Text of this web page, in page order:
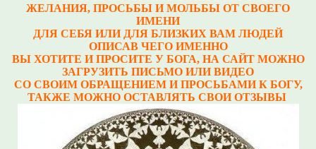
ЖЕЛАНИЯ, ПРОСЬБЫ И МОЛЬБЫ ОТ СВОЕГО
ИМЕНИ
ДЛЯ СЕБЯ ИЛИ ДЛЯ БЛИЗКИХ ВАМ ЛЮДЕЙ
ОПИСАВ ЧЕГО ИМЕННО
ВЫ ХОТИТЕ И ПРОСИТЕ У БОГА, НА САЙТ МОЖНО
ЗАГРУЗИТЬ ПИСЬМО ИЛИ ВИДЕО
СО СВОИМ ОБРАЩЕНИЕМ И ПРОСЬБАМИ К БОГУ,
ТАКЖЕ МОЖНО ОСТАВЛЯТЬ СВОИ ОТЗЫВЫ